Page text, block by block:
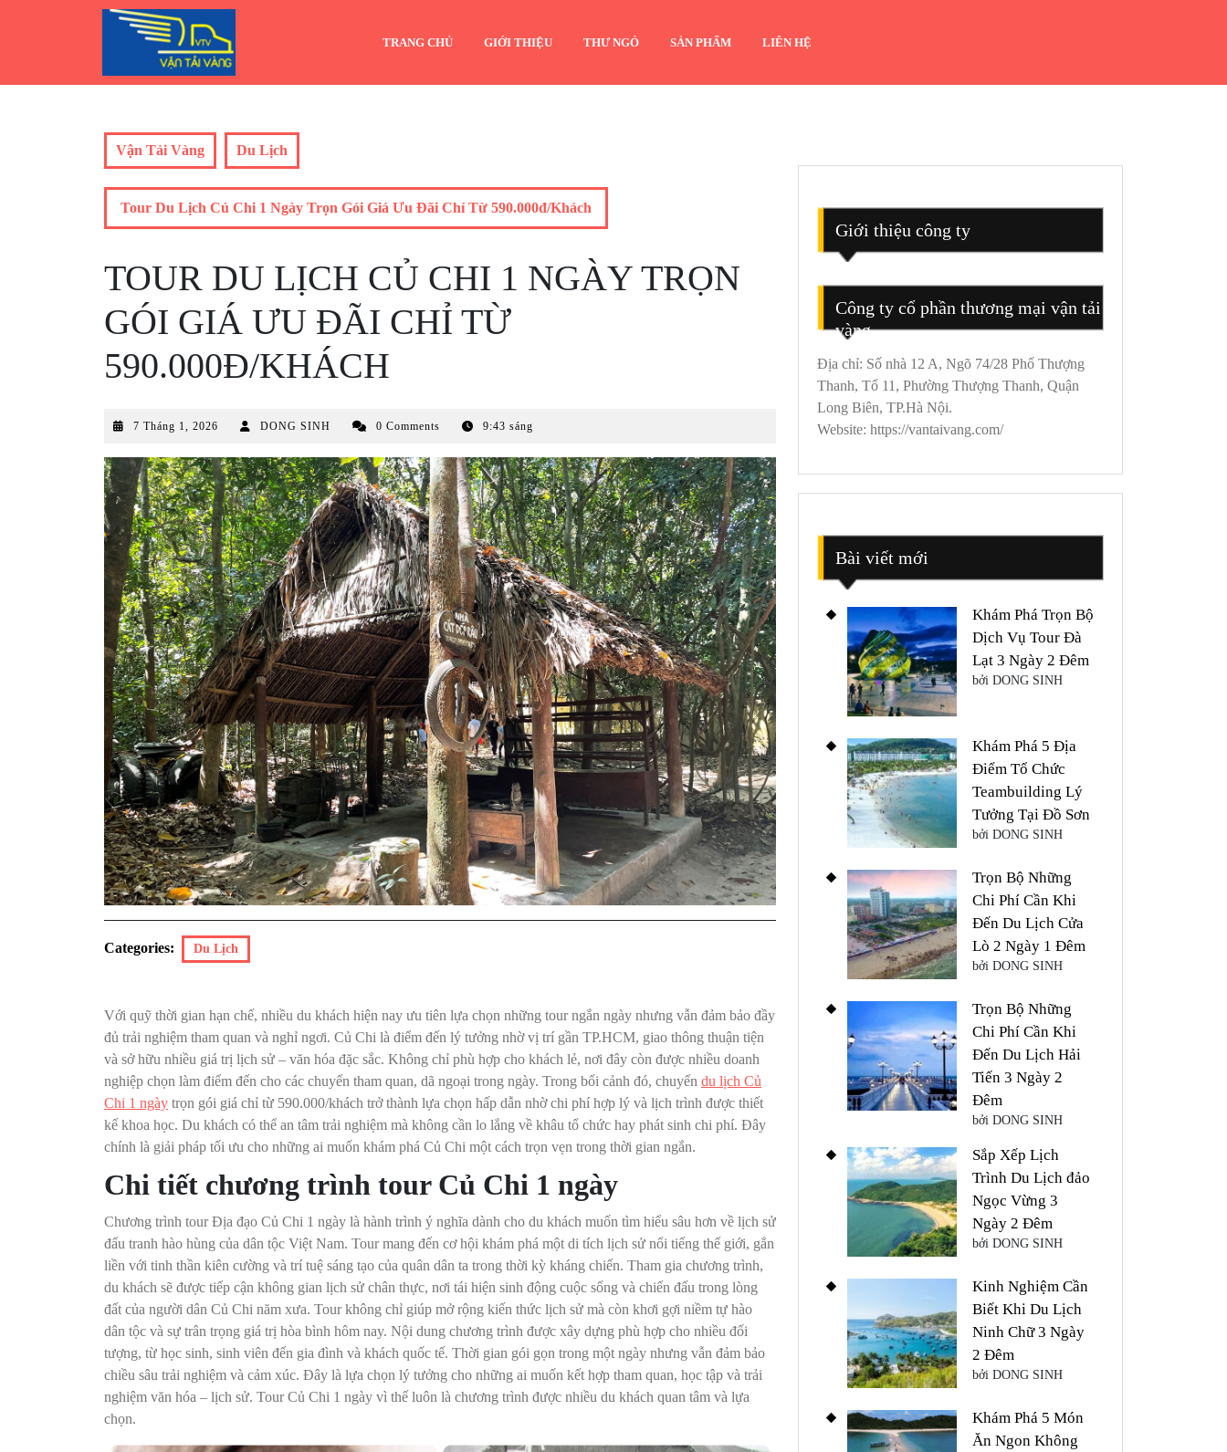
TRANG CHỦ GIỚI THIỆU THƯ NGỎ SẢN PHẨM LIÊN HỆ
Vận Tải Vàng Du Lịch
Tour Du Lịch Củ Chi 1 Ngày Trọn Gói Giá Ưu Đãi Chỉ Từ 590.000đ/Khách
TOUR DU LỊCH CỦ CHI 1 NGÀY TRỌN
GÓI GIÁ ƯU ĐÃI CHỈ TỪ
590.000Đ/KHÁCH
7 Tháng 1, 2026
1,
2026
DONG SINH 0 Comments 9:43 sáng
Categories: Du Lịch
Với quỹ thời gian hạn chế, nhiều du khách hiện nay ưu tiên lựa chọn những tour ngắn ngày nhưng vẫn đảm bảo đầy
đủ trải nghiệm tham quan và nghỉ ngơi. Củ Chi là điểm đến lý tưởng nhờ vị trí gần TP.HCM, giao thông thuận tiện
và sở hữu nhiều giá trị lịch sử – văn hóa đặc sắc. Không chỉ phù hợp cho khách lẻ, nơi đây còn được nhiều doanh
nghiệp chọn làm điểm đến cho các chuyến tham quan, dã ngoại trong ngày. Trong bối cảnh đó, chuyến du lịch Củ
Chi 1 ngày trọn gói giá chỉ từ 590.000/khách trở thành lựa chọn hấp dẫn nhờ chi phí hợp lý và lịch trình được thiết
kế khoa học. Du khách có thể an tâm trải nghiệm mà không cần lo lắng về khâu tổ chức hay phát sinh chi phí. Đây
chính là giải pháp tối ưu cho những ai muốn khám phá Củ Chi một cách trọn vẹn trong thời gian ngắn.
Chi tiết chương trình tour Củ Chi 1 ngày
Chương trình tour Địa đạo Củ Chi 1 ngày là hành trình ý nghĩa dành cho du khách muốn tìm hiểu sâu hơn về lịch sử
đấu tranh hào hùng của dân tộc Việt Nam. Tour mang đến cơ hội khám phá một di tích lịch sử nổi tiếng thế giới, gắn
liền với tinh thần kiên cường và trí tuệ sáng tạo của quân dân ta trong thời kỳ kháng chiến. Tham gia chương trình,
du khách sẽ được tiếp cận không gian lịch sử chân thực, nơi tái hiện sinh động cuộc sống và chiến đấu trong lòng
đất của người dân Củ Chi năm xưa. Tour không chỉ giúp mở rộng kiến thức lịch sử mà còn khơi gợi niềm tự hào
dân tộc và sự trân trọng giá trị hòa bình hôm nay. Nội dung chương trình được xây dựng phù hợp cho nhiều đối
tượng, từ học sinh, sinh viên đến gia đình và khách quốc tế. Thời gian gói gọn trong một ngày nhưng vẫn đảm bảo
chiều sâu trải nghiệm và cảm xúc. Đây là lựa chọn lý tưởng cho những ai muốn kết hợp tham quan, học tập và trải
nghiệm văn hóa – lịch sử. Tour Củ Chi 1 ngày vì thế luôn là chương trình được nhiều du khách quan tâm và lựa
chọn.
Giới thiệu công ty
Công ty cổ phần thương mại vận tải
vàng
Địa chỉ: Số nhà 12 A, Ngõ 74/28 Phố Thượng
Thanh, Tổ 11, Phường Thượng Thanh, Quận
Long Biên, TP.Hà Nội.
Website: https://vantaivang.com/
Bài viết mới
Khám Phá Trọn Bộ
Dịch Vụ Tour Đà
Lạt 3 Ngày 2 Đêm
bởi DONG SINH
Khám Phá 5 Địa
Điểm Tổ Chức
Teambuilding Lý
Tưởng Tại Đồ Sơn
bởi DONG SINH
Trọn Bộ Những
Chi Phí Cần Khi
Đến Du Lịch Cửa
Lò 2 Ngày 1 Đêm
bởi DONG SINH
Trọn Bộ Những
Chi Phí Cần Khi
Đến Du Lịch Hải
Tiến 3 Ngày 2
Đêm
bởi DONG SINH
Sắp Xếp Lịch
Trình Du Lịch đảo
Ngọc Vừng 3
Ngày 2 Đêm
bởi DONG SINH
Kinh Nghiệm Cần
Biết Khi Du Lịch
Ninh Chữ 3 Ngày
2 Đêm
bởi DONG SINH
Khám Phá 5 Món
Ăn Ngon Không